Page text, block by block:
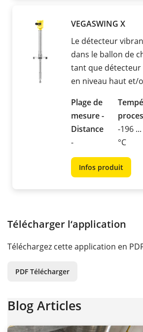
VEGASWING X
Le détecteur
dans le ballon de
tant que
en niveau haut et/
Plage de
mesure -
Distance
-
-196
°C
Infos produit
Télécharger l‘application
Téléchargez cette application en
PDF Télécharger
Blog Articles